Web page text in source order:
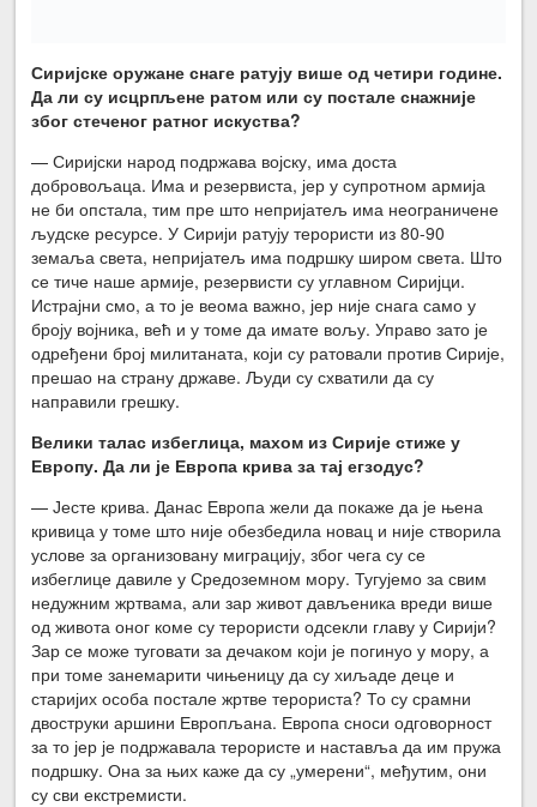
Сиријске оружане снаге ратују више од четири године.
Да ли су исцрпљене ратом или су постале снажније
због стеченог ратног искуства?
— Сиријски народ подржава војску, има доста
добровољаца. Има и резервиста, јер у супротном армија
не би опстала, тим пре што непријатељ има неограничене
људске ресурсе. У Сирији ратују терористи из 80-90
земаља света, непријатељ има подршку широм света. Што
се тиче наше армије, резервисти су углавном Сиријци.
Истрајни смо, а то је веома важно, јер није снага само у
броју војника, већ и у томе да имате вољу. Управо зато је
одређени број милитаната, који су ратовали против Сирије,
прешао на страну државе. Људи су схватили да су
направили грешку.
Велики талас избеглица, махом из Сирије стиже у
Европу. Да ли је Европа крива за тај егзодус?
— Јесте крива. Данас Европа жели да покаже да је њена
кривица у томе што није обезбедила новац и није створила
услове за организовану миграцију, због чега су се
избеглице давиле у Средоземном мору. Тугујемо за свим
недужним жртвама, али зар живот дављеника вреди више
од живота оног коме су терористи одсекли главу у Сирији?
Зар се може туговати за дечаком који је погинуо у мору, а
при томе занемарити чињеницу да су хиљаде деце и
старијих особа постале жртве терориста? То су срамни
двоструки аршини Европљана. Европа сноси одговорност
за то јер је подржавала терористе и наставља да им пружа
подршку. Она за њих каже да су „умерени“, међутим, они
су сви екстремисти.